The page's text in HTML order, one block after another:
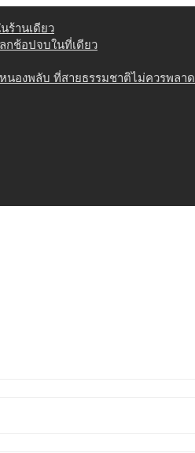
ร้านเดียว
กช้อปจบในที่เดียว
หนองพลับ ที่สายธรรมชาติไม่ควรพลาด